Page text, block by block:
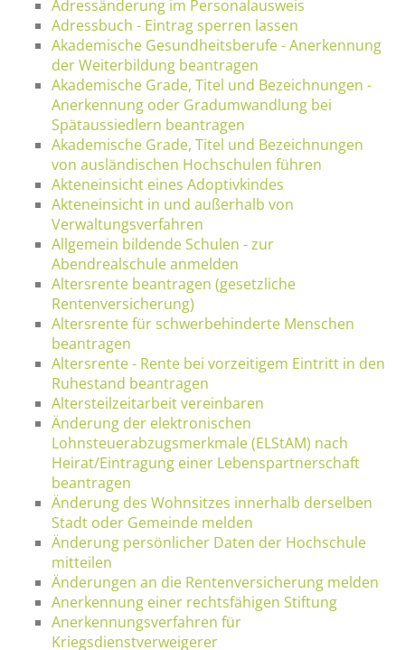
Adressänderung im Personalausweis
Adressbuch - Eintrag sperren lassen
Akademische Gesundheitsberufe - Anerkennung
der Weiterbildung beantragen
Akademische Grade, Titel und Bezeichnungen -
Anerkennung oder Gradumwandlung bei
Spätaussiedlern beantragen
Akademische Grade, Titel und Bezeichnungen
von ausländischen Hochschulen führen
Akteneinsicht eines Adoptivkindes
Akteneinsicht in und außerhalb von
Verwaltungsverfahren
Allgemein bildende Schulen - zur
Abendrealschule anmelden
Altersrente beantragen (gesetzliche
Rentenversicherung)
Altersrente für schwerbehinderte Menschen
beantragen
Altersrente - Rente bei vorzeitigem Eintritt in den
Ruhestand beantragen
Altersteilzeitarbeit vereinbaren
Änderung der elektronischen
Lohnsteuerabzugsmerkmale (ELStAM) nach
Heirat/Eintragung einer Lebenspartnerschaft
beantragen
Änderung des Wohnsitzes innerhalb derselben
Stadt oder Gemeinde melden
Änderung persönlicher Daten der Hochschule
mitteilen
Änderungen an die Rentenversicherung melden
Anerkennung einer rechtsfähigen Stiftung
Anerkennungsverfahren für
Kriegsdienstverweigerer